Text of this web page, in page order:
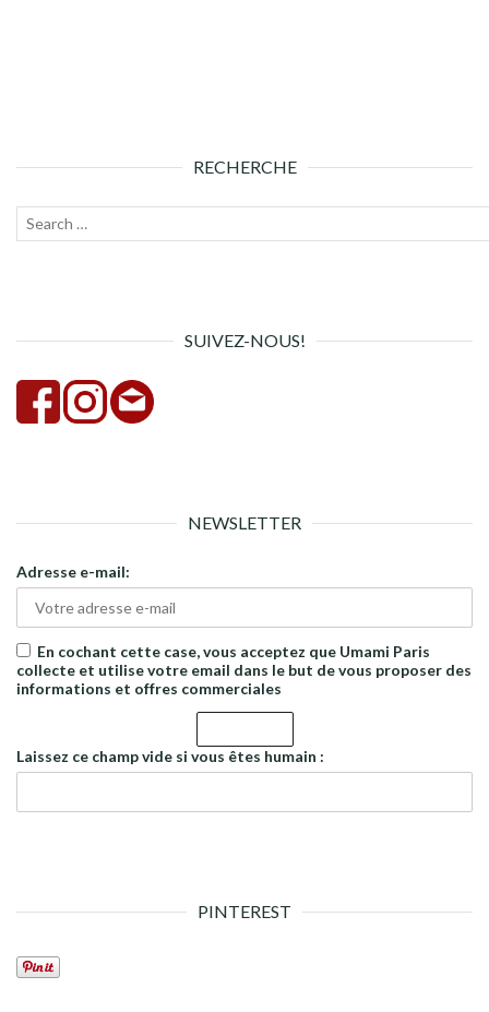
RECHERCHE
Recherche
SUIVEZ-NOUS!
NEWSLETTER
Adresse e-mail:
En cochant cette case, vous acceptez que Umami Paris
collecte et utilise votre email dans le but de vous proposer des
informations et offres commerciales
Laissez ce champ vide si vous êtes humain :
PINTEREST